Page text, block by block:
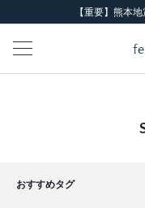
【重要】熊本
おすすめタグ